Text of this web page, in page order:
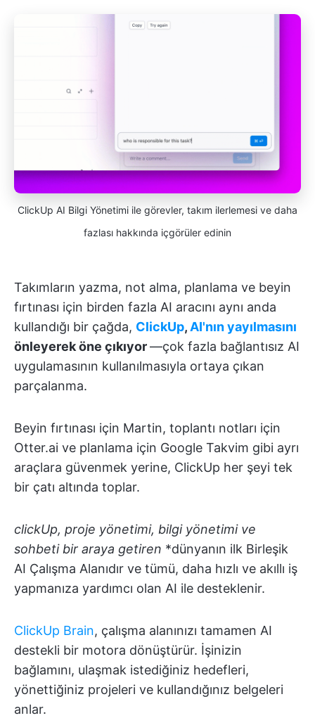
ClickUp AI Bilgi Yönetimi ile görevler, takım ilerlemesi ve daha
fazlası hakkında içgörüler edinin
Takımların yazma, not alma, planlama ve beyin
fırtınası için birden fazla AI aracını aynı anda
kullandığı bir çağda, ClickUp, AI'nın yayılmasını
önleyerek öne çıkıyor—çok fazla bağlantısız AI
uygulamasının kullanılmasıyla ortaya çıkan
parçalanma.
Beyin fırtınası için Martin, toplantı notları için
Otter.ai ve planlama için Google Takvim gibi ayrı
araçlara güvenmek yerine, ClickUp her şeyi tek
bir çatı altında toplar.
clickUp, proje yönetimi, bilgi yönetimi ve
sohbeti bir araya getiren *dünyanın ilk Birleşik
AI Çalışma Alanıdır ve tümü, daha hızlı ve akıllı iş
yapmanıza yardımcı olan AI ile desteklenir.
ClickUp Brain, çalışma alanınızı tamamen AI
destekli bir motora dönüştürür. İşinizin
bağlamını, ulaşmak istediğiniz hedefleri,
yönettiğiniz projeleri ve kullandığınız belgeleri
anlar.